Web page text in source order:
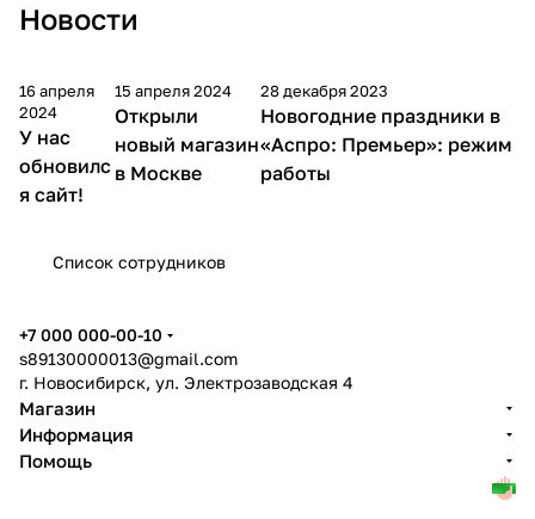
Новости
16 апреля
2024
У нас
обновилс
я сайт!
15 апреля 2024
Открыли
новый магазин
в Москве
28 декабря 2023
Новогодние праздники в
«Аспро: Премьер»: режим
работы
Список сотрудников
+7 000 000-00-10
s89130000013@gmail.com
г. Новосибирск, ул. Электрозаводская 4
Магазин
Информация
Помощь